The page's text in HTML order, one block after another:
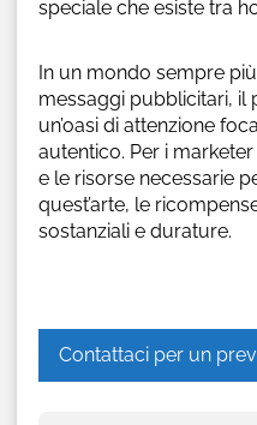
speciale che esiste tra
In un mondo sempre
messaggi pubblicitari, il
un’oasi di attenzione
autentico. Per i
e le risorse necessarie
quest’arte, le
sostanziali e durature.
Contattaci per un